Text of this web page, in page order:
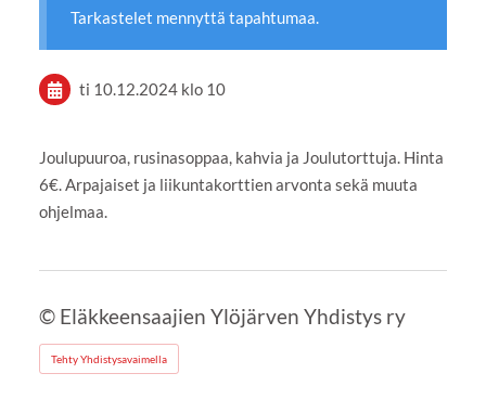
Tarkastelet mennyttä tapahtumaa.
ti 10.12.2024 klo 10
Joulupuuroa, rusinasoppaa, kahvia ja Joulutorttuja. Hinta
6€. Arpajaiset ja liikuntakorttien arvonta sekä muuta
ohjelmaa.
© Eläkkeensaajien Ylöjärven Yhdistys ry
Tehty Yhdistysavaimella